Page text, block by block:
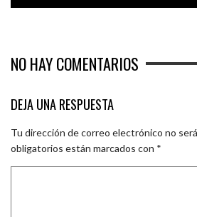
NO HAY COMENTARIOS
DEJA UNA RESPUESTA
Tu dirección de correo electrónico no
obligatorios están marcados con *